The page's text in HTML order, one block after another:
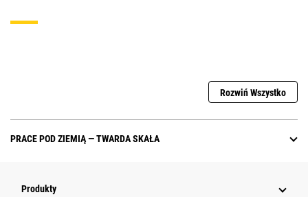
Rozwiń Wszystko
PRACE POD ZIEMIĄ — TWARDA SKAŁA
Produkty